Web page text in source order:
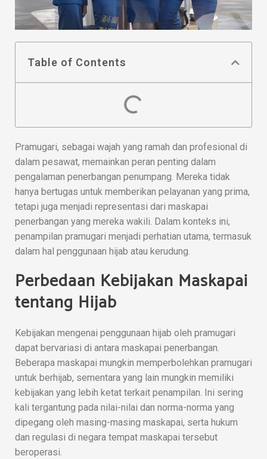
Table of Contents
Pramugari, sebagai wajah yang ramah dan profesional di
dalam pesawat, memainkan peran penting dalam
pengalaman penerbangan penumpang. Mereka tidak
hanya bertugas untuk memberikan pelayanan yang prima,
tetapi juga menjadi representasi dari maskapai
penerbangan yang mereka wakili. Dalam konteks ini,
penampilan pramugari menjadi perhatian utama, termasuk
dalam hal penggunaan hijab atau kerudung.
Perbedaan Kebijakan Maskapai
tentang Hijab
Kebijakan mengenai penggunaan hijab oleh pramugari
dapat bervariasi di antara maskapai penerbangan.
Beberapa maskapai mungkin memperbolehkan pramugari
untuk berhijab, sementara yang lain mungkin memiliki
kebijakan yang lebih ketat terkait penampilan. Ini sering
kali tergantung pada nilai-nilai dan norma-norma yang
dipegang oleh masing-masing maskapai, serta hukum
dan regulasi di negara tempat maskapai tersebut
beroperasi.